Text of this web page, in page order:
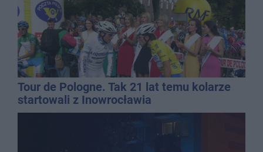
Tour de Pologne. Tak 21 lat temu kolarze
startowali z Inowrocławia